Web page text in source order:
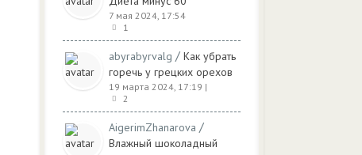
7 мая 2024, 17:54
1
abyrabyrvalg / Как убрать
горечь у грецких орехов
19 марта 2024, 17:19 |
2
AigerimZhanarova /
Влажный шоколадный